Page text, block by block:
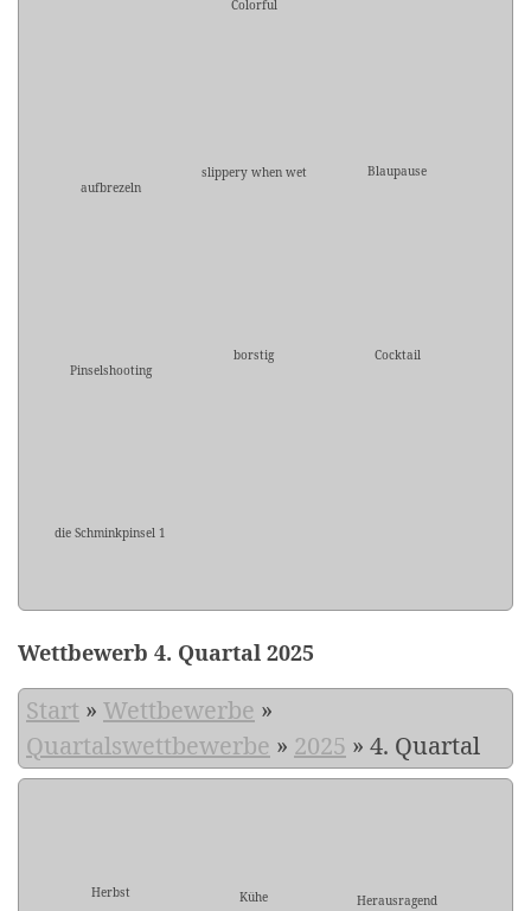
Colorful
aufbrezeln
slippery when wet Blaupause
Pinselshooting
borstig Cocktail
die Schminkpinsel 1
Wettbewerb 4. Quartal 2025
Start » Wettbewerbe »
Quartalswettbewerbe » 2025 » 4. Quartal
Herbst Kühe Herausragend